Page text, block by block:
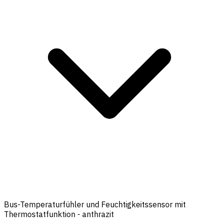
Bus-Temperaturfühler und Feuchtigkeitssensor mit
Thermostatfunktion - anthrazit